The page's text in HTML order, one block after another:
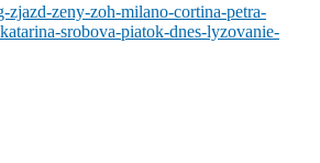
zjazd-zeny-zoh-milano-cortina-petra-
srobova-piatok-dnes-lyzovanie-